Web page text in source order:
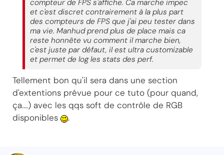
compteur de FPS s'affiche. Ca marche impec
et c'est discret contrairement à la plus part
des compteurs de FPS que j'ai peu tester dans
ma vie. Manhud prend plus de place mais ca
reste honnête vu comment il marche bien,
c'est juste par défaut, il est ultra customizable
et permet de log les stats des perf.
Tellement bon qu'il sera dans une section
d'extentions prévue pour ce tuto (pour quand,
ça....) avec les qqs soft de contrôle de RGB
disponibles
.